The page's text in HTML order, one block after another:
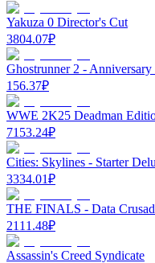
Yakuza 0 Director's Cut
3804.07₽
Ghostrunner 2 - Anniversary
156.37₽
WWE 2K25 Deadman
7153.24₽
Cities: Skylines - Starter
3334.01₽
THE FINALS - Data
2111.48₽
Assassin's Creed Syndicate